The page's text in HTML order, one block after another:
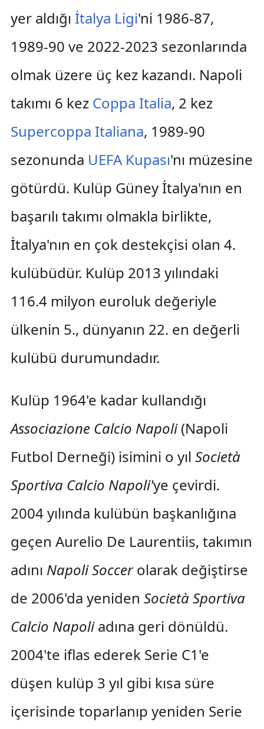
yer aldığı İtalya Ligi'ni 1986-87,
1989-90 ve 2022-2023 sezonlarında
olmak üzere üç kez kazandı. Napoli
takımı 6 kez Coppa Italia, 2 kez
Supercoppa Italiana, 1989-90
sezonunda UEFA Kupası'nı müzesine
götürdü. Kulüp Güney İtalya'nın en
başarılı takımı olmakla birlikte,
İtalya'nın en çok destekçisi olan 4.
kulübüdür. Kulüp 2013 yılındaki
116.4 milyon euroluk değeriyle
ülkenin 5., dünyanın 22. en değerli
kulübü durumundadır.
Kulüp 1964'e kadar kullandığı
Associazione Calcio Napoli(Napoli
Futbol Derneği) isimini o yıl Società
Sportiva Calcio Napoli'ye çevirdi.
2004 yılında kulübün başkanlığına
geçen Aurelio De Laurentiis, takımın
adını Napoli Soccerolarak değiştirse
de 2006'da yeniden Società Sportiva
Calcio Napoliadına geri dönüldü.
2004'te iflas ederek Serie C1'e
düşen kulüp 3 yıl gibi kısa süre
içerisinde toparlanıp yeniden Serie